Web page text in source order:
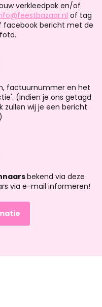
verkleedpak en/of
of tag
facebook bericht met de
factuurnummer en het
(Indien je ons getagd
wij je een bericht
bekend via deze
via e-mail informeren!